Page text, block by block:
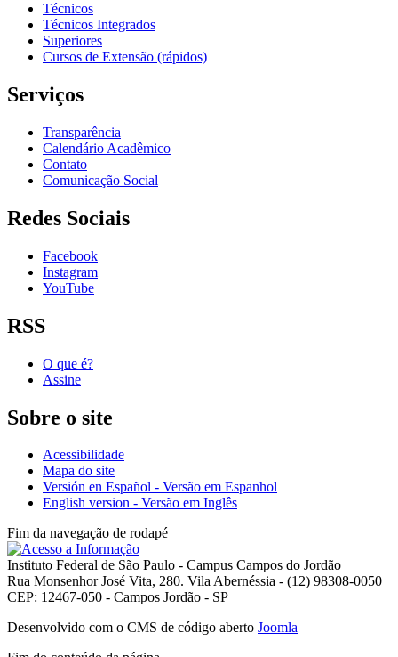
Técnicos
Técnicos Integrados
Superiores
Cursos de Extensão (rápidos)
Serviços
Transparência
Calendário Acadêmico
Contato
Comunicação Social
Redes Sociais
Facebook
Instagram
YouTube
RSS
O que é?
Assine
Sobre o site
Acessibilidade
Mapa do site
Versión en Español - Versão em Espanhol
English version - Versão em Inglês
Fim da navegação de rodapé
Instituto Federal de São Paulo - Campus Campos do Jordão
Rua Monsenhor José Vita, 280. Vila Abernéssia - (12) 98308-0050
CEP: 12467-050 - Campos Jordão - SP
Desenvolvido com o CMS de código aberto Joomla